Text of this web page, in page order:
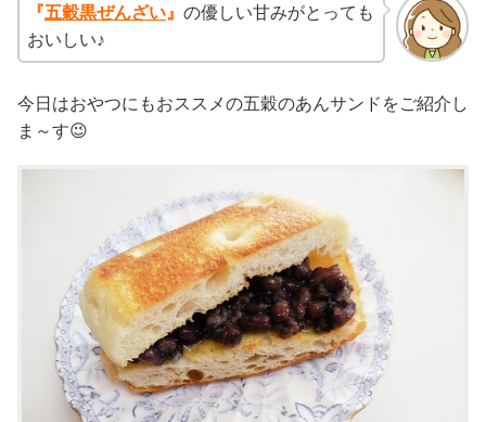
『五穀黒ぜんざい 』 の優しい甘みがとっても
おいしい♪
今日はおやつにもおススメの五穀のあんサンドをご紹介し
ま～す😉